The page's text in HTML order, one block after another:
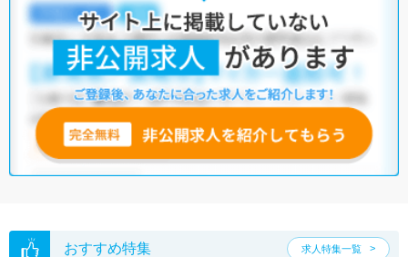
おすすめ特集 求人特集一覧